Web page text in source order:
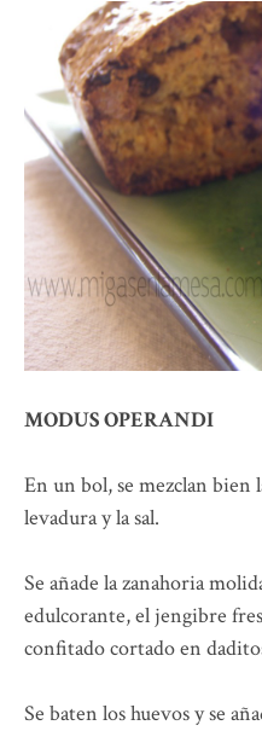
MODUS OPERANDI
En un bol, se mezclan bien
levadura y la sal.
Se añade la zanahoria
edulcorante, el jengibre
confitado cortado en
Se baten los huevos y se